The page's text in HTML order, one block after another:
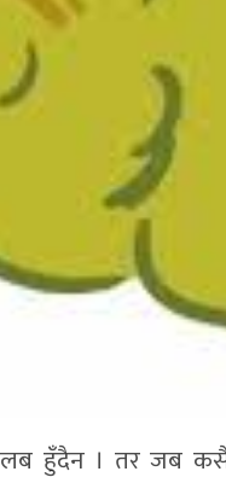
हुँदैन । तर जब